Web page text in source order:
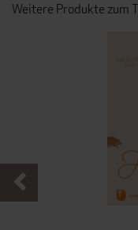
Weitere Produkte zum